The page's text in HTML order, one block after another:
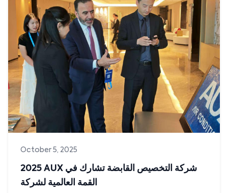
مندوبًا عن صاحب الجلالة الملك عبد الله الثاني ابن الحسين
المعظم، رعى دولة رئيس الوزراء الدكتور جعفر حسان مساء يوم
Read more
October 5, 2025
2025 AUX شركة التخصيص القابضة تشارك في
القمة العالمية لشركة